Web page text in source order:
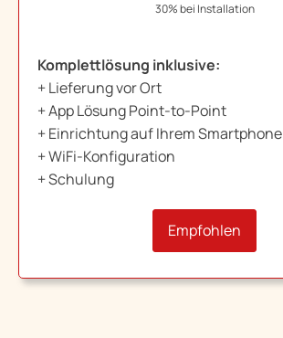
30% bei Installation
Komplettlösung inklusive:
+ Lieferung vor Ort
+ App Lösung Point-to-Point
+ Einrichtung auf Ihrem Smartphone
+ WiFi-Konfiguration
+ Schulung
Empfohlen